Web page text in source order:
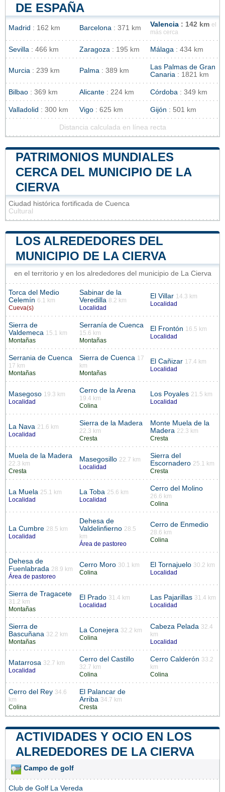
DE ESPAÑA
Madrid : 162 km Barcelona : 371 km Valencia : 142 km el
más cerca
Sevilla : 466 km Zaragoza : 195 km Málaga : 434 km
Murcia : 239 km Palma : 389 km
Las Palmas de Gran
Canaria : 1821 km
Bilbao : 369 km Alicante : 224 km Córdoba : 349 km
Valladolid : 300 km Vigo : 625 km Gijón : 501 km
Distancia calculada en línea recta
PATRIMONIOS MUNDIALES
CERCA DEL MUNICIPIO DE LA
CIERVA
Ciudad histórica fortificada de Cuenca
Cultural
LOS ALREDEDORES DEL
MUNICIPIO DE LA CIERVA
en el territorio y en los alrededores del municipio de La Cierva
Torca del Medio
Celemín 6.1 km
Cueva(s)
Sabinar de la
Veredilla 8.2 km
Localidad
El Villar 14.3 km
Localidad
Sierra de
Valdemeca 15.1 km
Montañas
Serranía de Cuenca
15.6 km
Montañas
El Frontón 16.5 km
Localidad
Serrania de Cuenca
17 km
Montañas
Sierra de Cuenca 17
km
Montañas
El Cañizar 17.4 km
Localidad
Masegoso 19.3 km
Localidad
Cerro de la Arena
19.4 km
Colina
Los Poyales 21.5 km
Localidad
La Nava 21.6 km
Localidad
Sierra de la Madera
22.3 km
Cresta
Monte Muela de la
Madera 22.3 km
Cresta
Muela de la Madera
22.3 km
Cresta
Masegosillo 22.7 km
Localidad
Sierra del
Escornadero 25.1 km
Cresta
La Muela 25.1 km
Localidad
La Toba 25.6 km
Localidad
Cerro del Molino
26.6 km
Colina
La Cumbre 28.5 km
Localidad
Dehesa de
Valdelinfierno 28.5
km
Área de pastoreo
Cerro de Enmedio
28.6 km
Colina
Dehesa de
Fuenlabrada 28.9 km
Área de pastoreo
Cerro Moro 30.1 km
Colina
El Tornajuelo 30.2 km
Localidad
Sierra de Tragacete
31.2 km
Montañas
El Prado 31.4 km
Localidad
Las Pajarillas 31.4 km
Localidad
Sierra de
Bascuñana 32.2 km
Montañas
La Conejera 32.2 km
Colina
Cabeza Pelada 32.4
km
Localidad
Matarrosa 32.7 km
Localidad
Cerro del Castillo
32.7 km
Colina
Cerro Calderón 33.2
km
Colina
Cerro del Rey 34.6
km
Colina
El Palancar de
Arriba 34.7 km
Cresta
ACTIVIDADES Y OCIO EN LOS
ALREDEDORES DE LA CIERVA
Campo de golf
Club de Golf La Vereda